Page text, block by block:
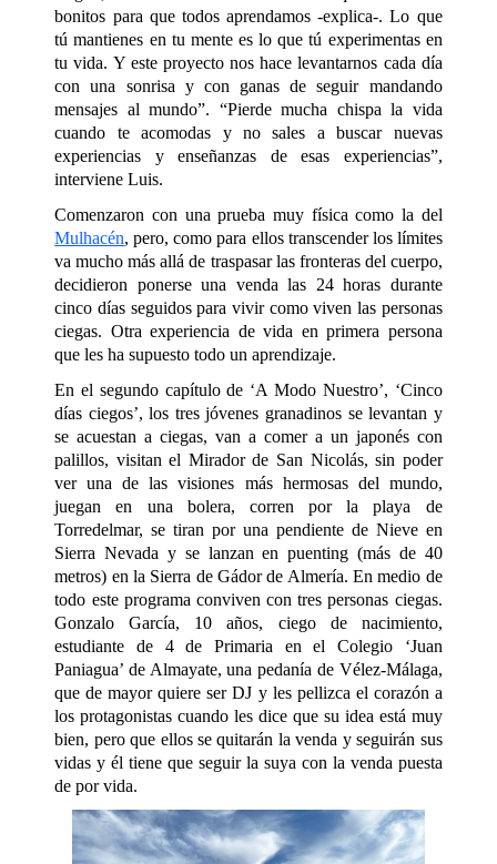
bonitos para que todos aprendamos -explica-. Lo que
tú mantienes en tu mente es lo que tú experimentas en
tu vida. Y este proyecto nos hace levantarnos cada día
con una sonrisa y con ganas de seguir mandando
mensajes al mundo”. “Pierde mucha chispa la vida
cuando te acomodas y no sales a buscar nuevas
experiencias y enseñanzas de esas experiencias”,
interviene Luis.
Comenzaron con una prueba muy física como la del
Mulhacén, pero, como para ellos transcender los límites
va mucho más allá de traspasar las fronteras del cuerpo,
decidieron ponerse una venda las 24 horas durante
cinco días seguidos para vivir como viven las personas
ciegas. Otra experiencia de vida en primera persona
que les ha supuesto todo un aprendizaje.
En el segundo capítulo de ‘A Modo Nuestro’, ‘Cinco
días ciegos’, los tres jóvenes granadinos se levantan y
se acuestan a ciegas, van a comer a un japonés con
palillos, visitan el Mirador de San Nicolás, sin poder
ver una de las visiones más hermosas del mundo,
juegan en una bolera, corren por la playa de
Torredelmar, se tiran por una pendiente de Nieve en
Sierra Nevada y se lanzan en puenting (más de 40
metros) en la Sierra de Gádor de Almería. En medio de
todo este programa conviven con tres personas ciegas.
Gonzalo García, 10 años, ciego de nacimiento,
estudiante de 4 de Primaria en el Colegio ‘Juan
Paniagua’ de Almayate, una pedanía de Vélez-Málaga,
que de mayor quiere ser DJ y les pellizca el corazón a
los protagonistas cuando les dice que su idea está muy
bien, pero que ellos se quitarán la venda y seguirán sus
vidas y él tiene que seguir la suya con la venda puesta
de por vida.